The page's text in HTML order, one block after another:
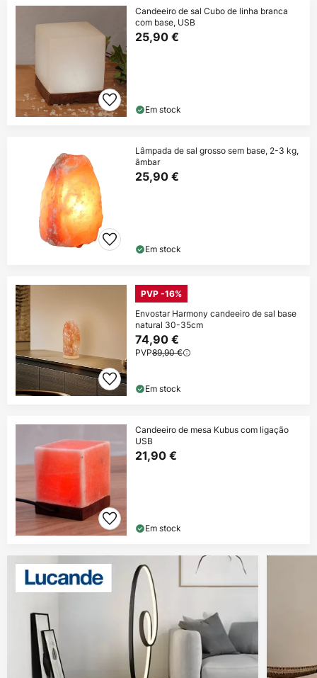
Candeeiro de sal Cubo de linha branca
com base, USB
25,90 €
Em stock
Lâmpada de sal grosso sem base, 2-3 kg,
âmbar
25,90 €
Em stock
PVP -16%
Envostar Harmony candeeiro de sal base
natural 30-35cm
74,90 €
PVP89,90 €
Em stock
Candeeiro de mesa Kubus com ligação
USB
21,90 €
Em stock